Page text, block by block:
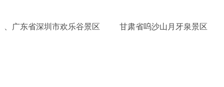
、广东省深圳市欢乐谷景区 甘肃省呜沙山月牙泉景区